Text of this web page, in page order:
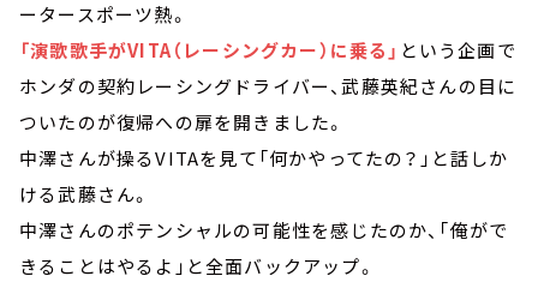
ータースポーツ熱。
「演歌歌手がVITA（レーシングカー）に乗る」 という企画で
ホンダの契約レーシングドライバー、武藤英紀さんの目に
ついたのが復帰への扉を開きました。
中澤さんが操るVITAを見て「何かやってたの？」と話しか
ける武藤さん。
中澤さんのポテンシャルの可能性を感じたのか、「俺がで
きることはやるよ」と全面バックアップ。